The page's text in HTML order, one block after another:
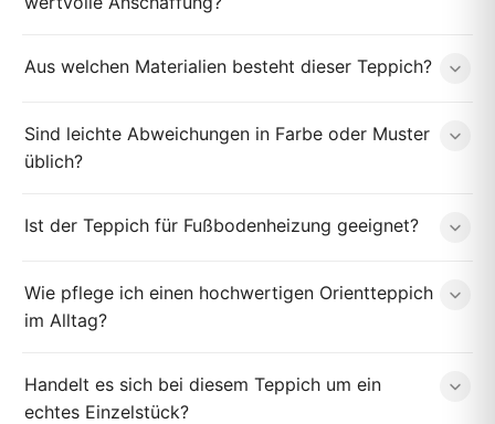
Aus welchen Materialien besteht dieser Teppich?
Sind leichte Abweichungen in Farbe oder Muster
üblich?
Ist der Teppich für Fußbodenheizung geeignet?
Wie pflege ich einen hochwertigen Orientteppich
im Alltag?
Handelt es sich bei diesem Teppich um ein
echtes Einzelstück?